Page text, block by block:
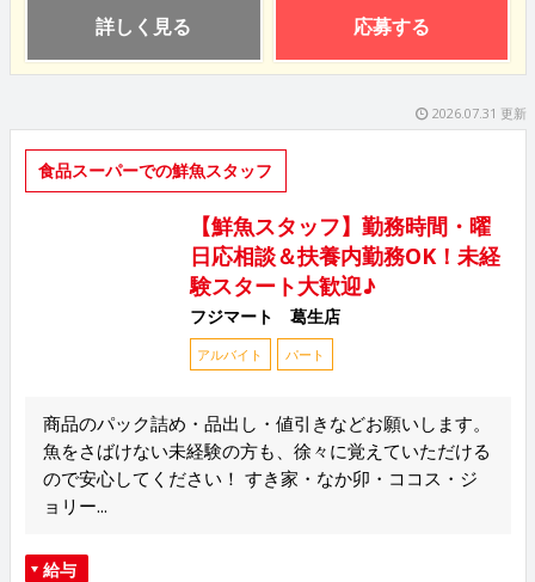
詳しく見る 応募する
2026.07.31 更新
食品スーパーでの鮮魚スタッフ
【鮮魚スタッフ】勤務時間・曜
日応相談＆扶養内勤務OK！未経
験スタート大歓迎♪
フジマート 葛生店
アルバイト パート
商品のパック詰め・品出し・値引きなどお願いします。
魚をさばけない未経験の方も、徐々に覚えていただける
ので安心してください！ すき家・なか卯・ココス・ジ
ョリー...
給与